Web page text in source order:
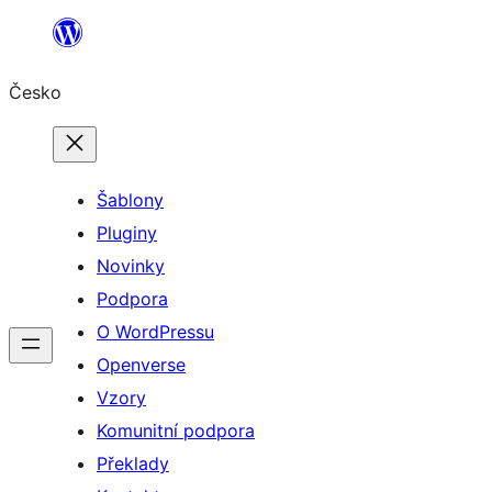
Přeskočit
obsah
Česko
Šablony
Pluginy
Novinky
Podpora
O WordPressu
Openverse
Vzory
Komunitní podpora
Překlady